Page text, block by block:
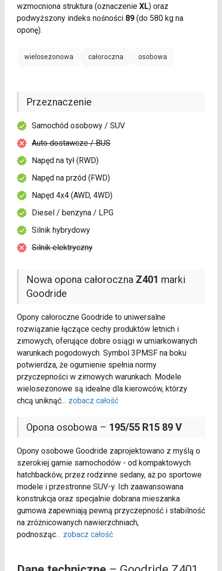
wzmocniona struktura (oznaczenie XL) oraz
podwyższony indeks nośności 89(do 580 kg na
oponę).
wielosezonowa całoroczna osobowa
Nowa opona całoroczna Z401 marki
Goodride
Opony całoroczne Goodride to uniwersalne
rozwiązanie łączące cechy produktów letnich i
zimowych, oferujące dobre osiągi w umiarkowanych
warunkach pogodowych. Symbol 3PMSF na boku
potwierdza, że ogumienie spełnia normy
przyczepności w zimowych warunkach. Modele
wielosezonowe są idealne dla kierowców, którzy
chcą uniknąć... zobacz całość
Opona osobowa – 195/55 R15 89 V
Opony osobowe Goodride zaprojektowano z myślą o
szerokiej gamie samochodów - od kompaktowych
hatchbacków, przez rodzinne sedany, aż po sportowe
modele i przestronne SUV-y. Ich zaawansowana
konstrukcja oraz specjalnie dobrana mieszanka
gumowa zapewniają pewną przyczepność i stabilność
na zróżnicowanych nawierzchniach,
podnosząc... zobacz całość
Przeznaczenie
Samochód osobowy / SUV
Auto dostawcze / BUS
Napęd na tył (RWD)
Napęd na przód (FWD)
Napęd 4x4 (AWD, 4WD)
Diesel / benzyna / LPG
Silnik hybrydowy
Silnik elektryczny